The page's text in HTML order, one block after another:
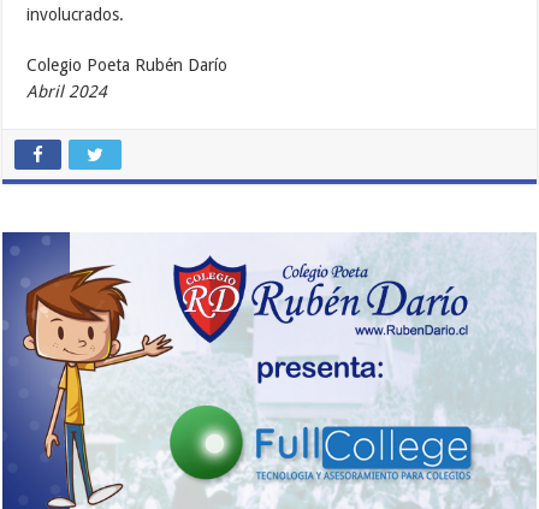
involucrados.
Colegio Poeta Rubén Darío
Abril 2024